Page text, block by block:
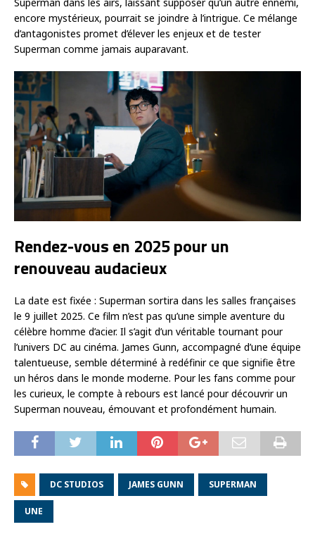
encore mystérieux, pourrait se joindre à l’intrigue. Ce mélange
d’antagonistes promet d’élever les enjeux et de tester
Superman comme jamais auparavant.
Rendez-vous en 2025 pour un
renouveau audacieux
La date est fixée : Superman sortira dans les salles françaises
le 9 juillet 2025. Ce film n’est pas qu’une simple aventure du
célèbre homme d’acier. Il s’agit d’un véritable tournant pour
l’univers DC au cinéma. James Gunn, accompagné d’une équipe
talentueuse, semble déterminé à redéfinir ce que signifie être
un héros dans le monde moderne. Pour les fans comme pour
les curieux, le compte à rebours est lancé pour découvrir un
Superman nouveau, émouvant et profondément humain.
DC STUDIOS JAMES GUNN SUPERMAN
UNE